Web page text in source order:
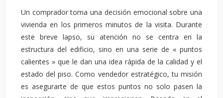
Un comprador toma una decisión emocional sobre una
vivienda en los primeros minutos de la visita. Durante
este breve lapso, su atención no se centra en la
estructura del edificio, sino en una serie de « puntos
calientes » que le dan una idea rápida de la calidad y el
estado del piso. Como vendedor estratégico, tu misión
es asegurarte de que estos puntos no solo pasen la